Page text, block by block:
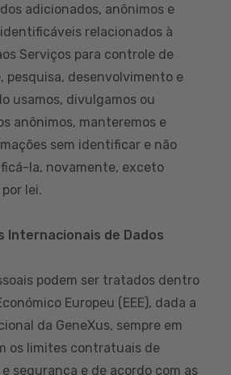
adicionados, anônimos e
relacionados à
Serviços para controle de
pesquisa, desenvolvimento e
usamos, divulgamos ou
anônimos, manteremos e
sem identificar e não
la, novamente, exceto
lei.
Internacionais de Dados
podem ser tratados dentro
Europeu (EEE), dada a
da GeneXus, sempre em
os limites contratuais de
segurança e de acordo com as